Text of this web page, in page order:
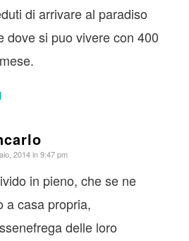
di arrivare al paradiso
dove si puo vivere con 400
2014 in 9:47 pm
in pieno, che se ne
a casa propria,
delle loro